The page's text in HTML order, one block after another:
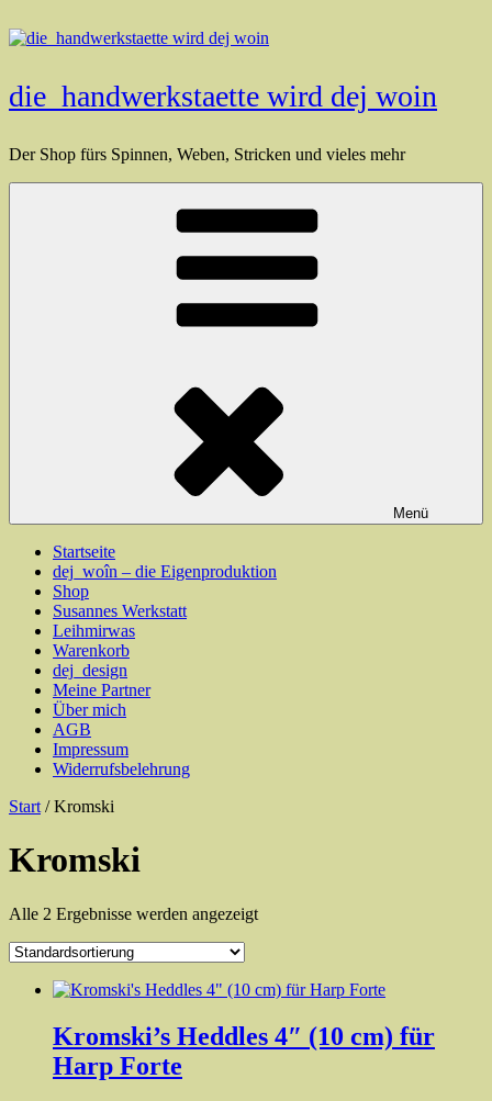
Inhalt
die_handwerkstaette wird dej woin
Der Shop fürs Spinnen, Weben, Stricken und vieles mehr
Menü
Startseite
dej_woîn – die Eigenproduktion
Shop
Susannes Werkstatt
Leihmirwas
Warenkorb
dej_design
Meine Partner
Über mich
AGB
Impressum
Widerrufsbelehrung
Start / Kromski
Kromski
Alle 2 Ergebnisse werden angezeigt
Kromski’s Heddles 4″ (10 cm) für
Harp Forte